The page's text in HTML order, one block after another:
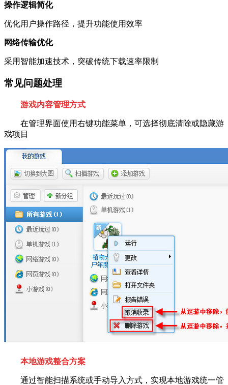
操作逻辑简化
优化用户操作路径，提升功能使用效率
网络传输优化
采用智能加速技术，突破传统下载速率限制
常见问题处理
游戏内容管理方式
在管理界面使用右键功能菜单，可选择彻底清除或隐藏游
戏项目
本地游戏整合方案
通过智能扫描系统或手动导入方式，实现本地游戏统一管